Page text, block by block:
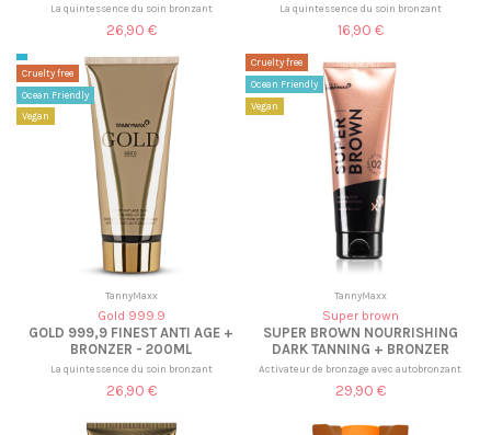
La quintessence du soin bronzant
26,90 €
La quintessence du soin bronzant
16,90 €
Cruelty free
Ocean Friendly
Vegan
TannyMaxx
Gold 999.9
GOLD 999,9 FINEST ANTI AGE +
BRONZER - 200ML
La quintessence du soin bronzant
26,90 €
Cruelty free
Ocean Friendly
Vegan
TannyMaxx
Super brown
SUPER BROWN NOURRISHING
DARK TANNING + BRONZER
Activateur de bronzage avec autobronzant
29,90 €